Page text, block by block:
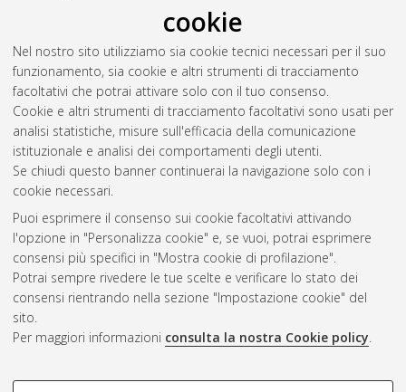
cookie
Nel nostro sito utilizziamo sia cookie tecnici necessari per il suo
funzionamento, sia cookie e altri strumenti di tracciamento
facoltativi che potrai attivare solo con il tuo consenso.
Cookie e altri strumenti di tracciamento facoltativi sono usati per
analisi statistiche, misure sull'efficacia della comunicazione
istituzionale e analisi dei comportamenti degli utenti.
Se chiudi questo banner continuerai la navigazione solo con i
cookie necessari.
Puoi esprimere il consenso sui cookie facoltativi attivando
l'opzione in "Personalizza cookie" e, se vuoi, potrai esprimere
consensi più specifici in "Mostra cookie di profilazione".
Potrai sempre rivedere le tue scelte e verificare lo stato dei
consensi rientrando nella sezione "Impostazione cookie" del
sito.
Per maggiori informazioni consulta la nostra Cookie policy.
COOKIE DI PROFILAZIONE -
Alla ricerca dell'autenticità. Kathy
Università di Bologna, Corso di Studio inLetterature moderne,
comparate e postcoloniali [LM-DM270], Documento ad
accesso riservato.
Questa lista e' stata generata ilThu Aug 6 20:39:14 2026
CEST
Atom
Rss 1.0
Rss 2.0
AMS Laurea
Impostazioni Cookie